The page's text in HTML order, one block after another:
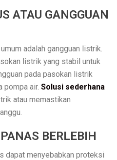
ATAU GANGGUAN
adalah gangguan listrik.
listrik yang stabil untuk
pada pasokan listrik
pompa air. Solusi sederhana
atau memastikan
BERLEBIH
dapat menyebabkan proteksi